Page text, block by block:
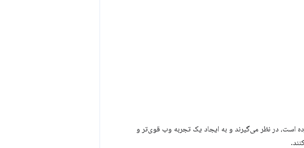
است، در نظر می‌گیرند و به ایجاد یک تجربه وب قوی‌تر و